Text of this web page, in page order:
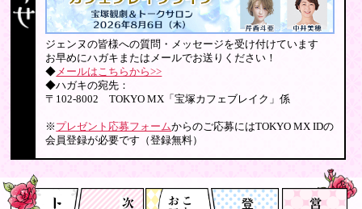
ジェンヌの皆様への質問・メッセージを受け付けています
お早めにハガキまたはメールでお送りください！
◆メールはこちらから>>
◆ハガキの宛先：
〒102-8002 TOKYO MX「宝塚カフェブレイク」係
※ プレゼント応募フォームからのご応募にはTOKYO MX IDの
会員登録が必要です（登録無料）